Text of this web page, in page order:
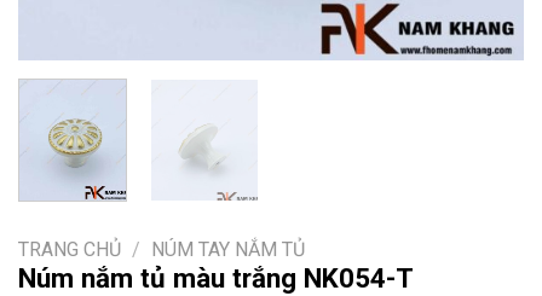
TRANG CHỦ / NÚM TAY NẮM TỦ
Núm nắm tủ màu trắng NK054-T